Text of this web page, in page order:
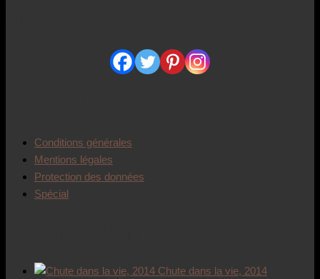
Conditions générales
Mentions légales
Protection des données
Spécial
Chute dans la vie, 2014